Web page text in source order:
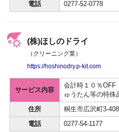
電話 0277-52-0778
(株)ほしのドライ
（クリーニング業）
https://hoshinodry.p-kit.com
サービス内容
会計時１０％OFF
ゅうたん等の特殊
住所 桐生市広沢町3-
電話 0277-54-1177